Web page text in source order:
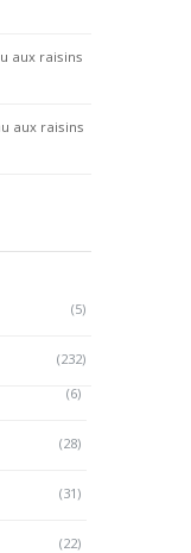
aux raisins
aux raisins
(5)
(232)
(6)
(28)
(31)
(22)